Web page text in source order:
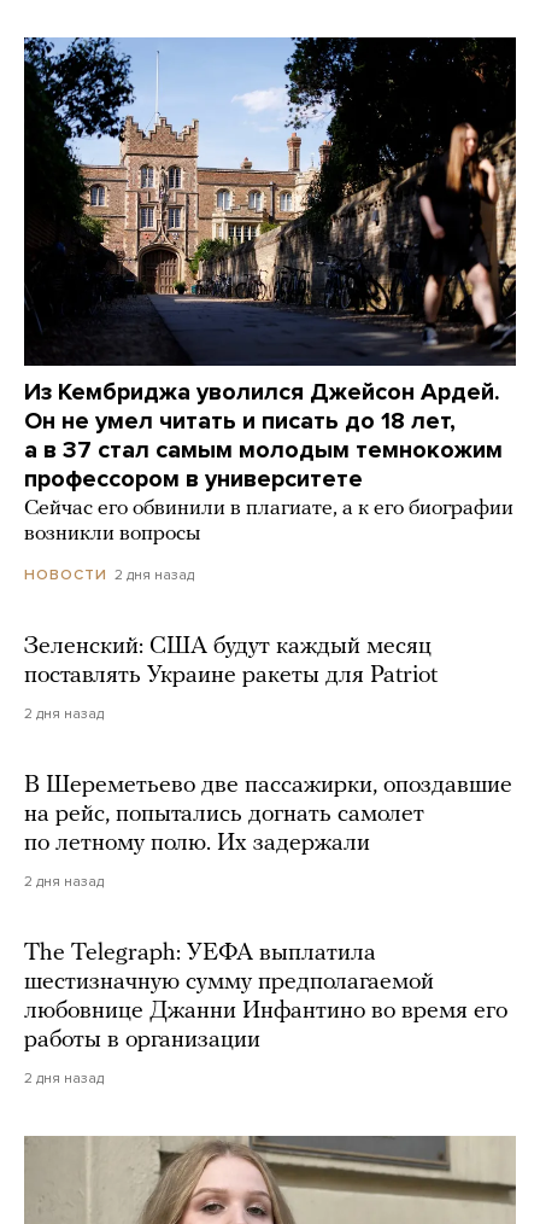
Из Кембриджа уволился Джейсон Ардей.
Он не умел читать и писать до 18 лет,
а в 37 стал самым молодым темнокожим
профессором в университете
Сейчас его обвинили в плагиате, а к его биографии
возникли вопросы
НОВОСТИ 2 дня назад
Зеленский: США будут каждый месяц
поставлять Украине ракеты для Patriot
2 дня назад
В Шереметьево две пассажирки, опоздавшие
на рейс, попытались догнать самолет
по летному полю. Их задержали
2 дня назад
The Telegraph: УЕФА выплатила
шестизначную сумму предполагаемой
любовнице Джанни Инфантино во время его
работы в организации
2 дня назад